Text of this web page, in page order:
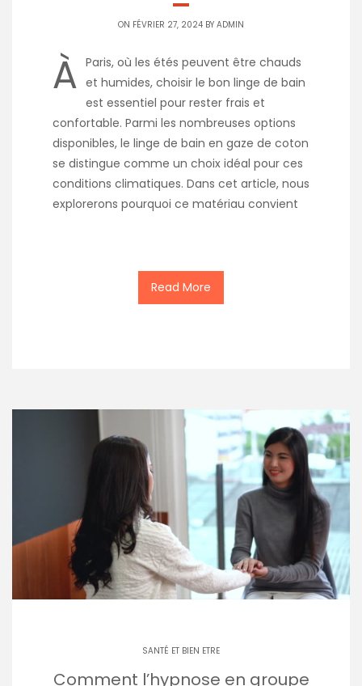
ON FÉVRIER 27, 2024 BY ADMIN
À Paris, où les étés peuvent être chauds
et humides, choisir le bon linge de bain
est essentiel pour rester frais et
confortable. Parmi les nombreuses options
disponibles, le linge de bain en gaze de coton
se distingue comme un choix idéal pour ces
conditions climatiques. Dans cet article, nous
explorerons pourquoi ce matériau convient
Read More
SANTÉ ET BIEN ETRE
Comment l’hypnose en groupe